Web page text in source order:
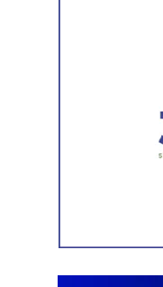
cubierto por la noche